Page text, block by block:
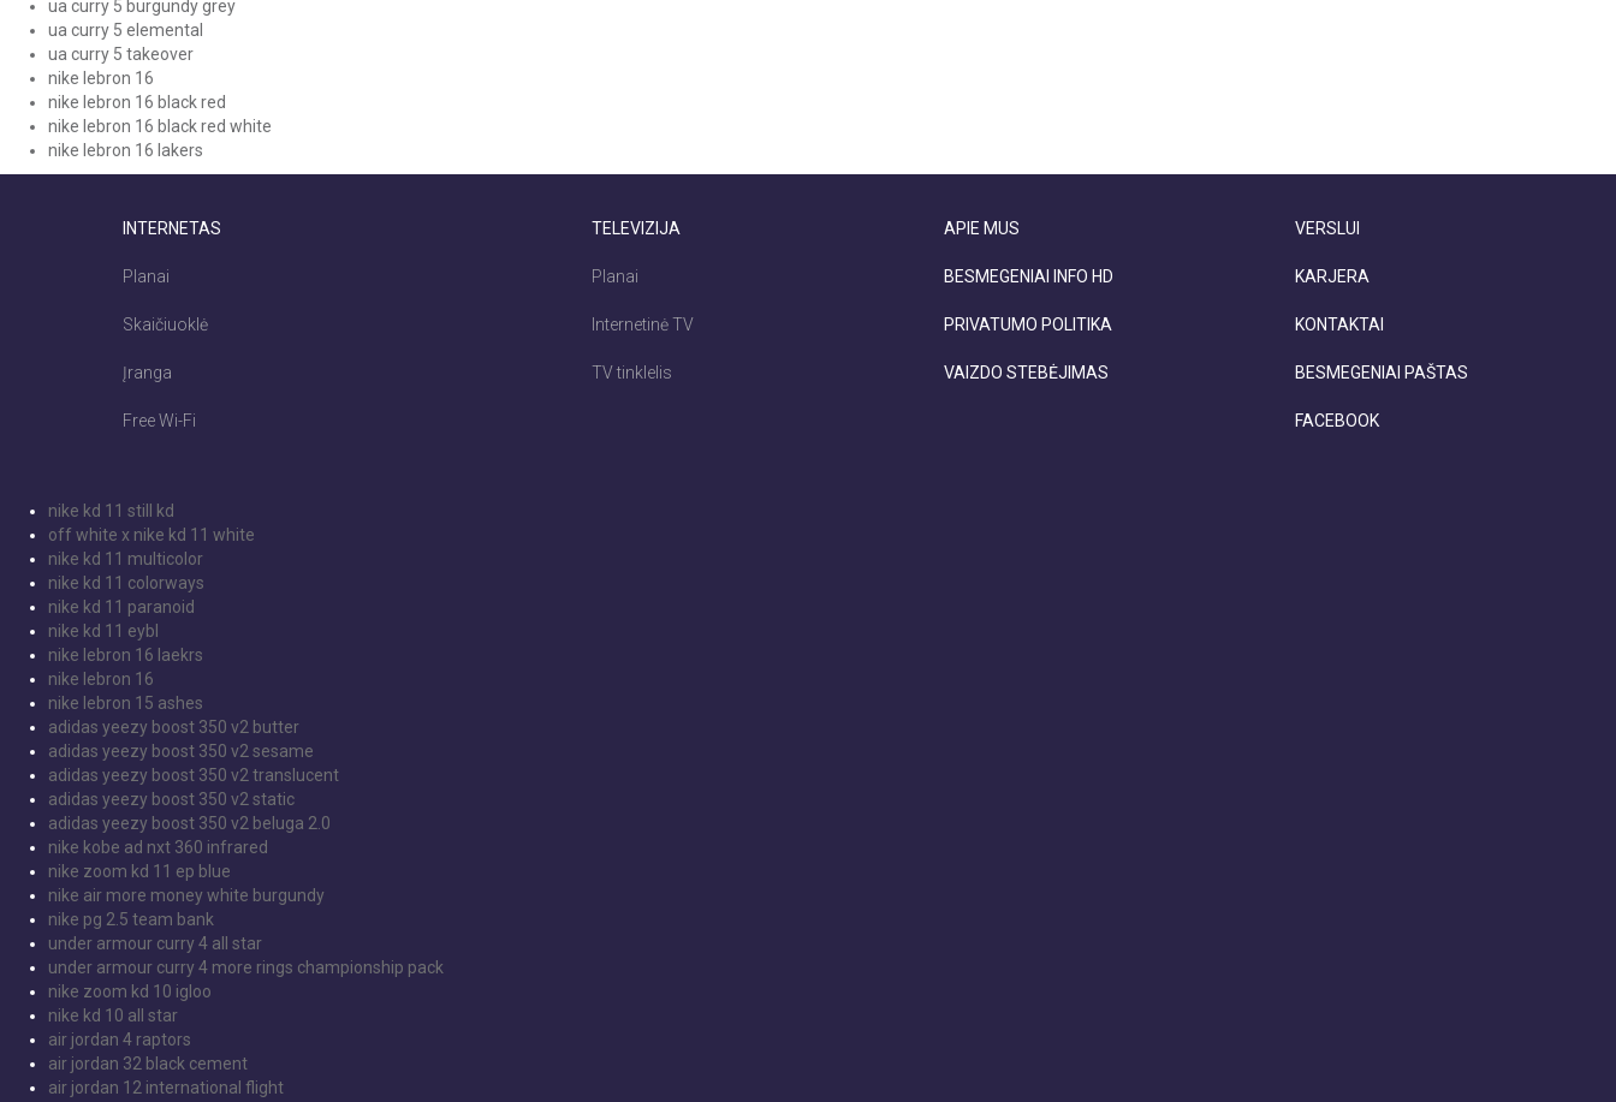
ua curry 5 burgundy grey
ua curry 5 elemental
ua curry 5 takeover
nike lebron 16
nike lebron 16 black red
nike lebron 16 black red white
nike lebron 16 lakers
INTERNETAS
Planai
Skaičiuoklė
Įranga
Free Wi-Fi
TELEVIZIJA
Planai
Internetinė TV
TV tinklelis
APIE MUS
BESMEGENIAI INFO HD
PRIVATUMO POLITIKA
VAIZDO STEBĖJIMAS
VERSLUI
KARJERA
KONTAKTAI
BESMEGENIAI PAŠTAS
FACEBOOK
nike kd 11 still kd
off white x nike kd 11 white
nike kd 11 multicolor
nike kd 11 colorways
nike kd 11 paranoid
nike kd 11 eybl
nike lebron 16 laekrs
nike lebron 16
nike lebron 15 ashes
adidas yeezy boost 350 v2 butter
adidas yeezy boost 350 v2 sesame
adidas yeezy boost 350 v2 translucent
adidas yeezy boost 350 v2 static
adidas yeezy boost 350 v2 beluga 2.0
nike kobe ad nxt 360 infrared
nike zoom kd 11 ep blue
nike air more money white burgundy
nike pg 2.5 team bank
under armour curry 4 all star
under armour curry 4 more rings championship pack
nike zoom kd 10 igloo
nike kd 10 all star
air jordan 4 raptors
air jordan 32 black cement
air jordan 12 international flight